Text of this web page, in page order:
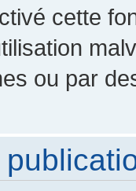
cette
ou par